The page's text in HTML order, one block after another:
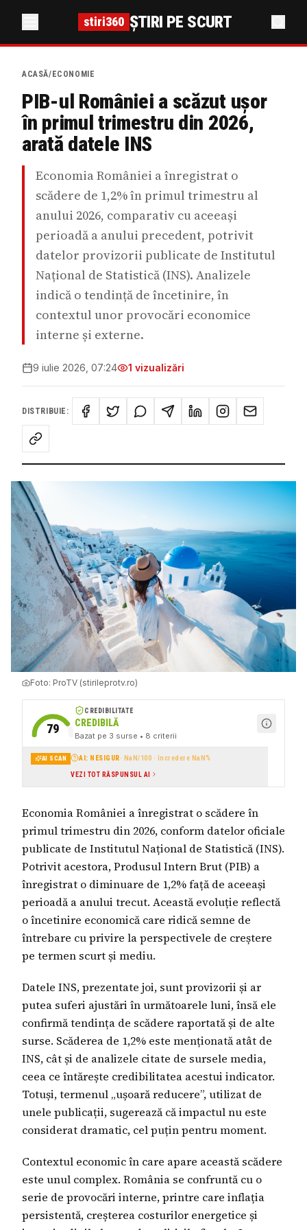
stiri360 ȘTIRI PE SCURT
ACASĂ/ ECONOMIE
PIB-ul României a scăzut ușor
în primul trimestru din 2026,
arată datele INS
Economia României a înregistrat o
scădere de 1,2% în primul trimestru al
anului 2026, comparativ cu aceeași
perioadă a anului precedent, potrivit
datelor provizorii publicate de Institutul
Național de Statistică (INS). Analizele
indică o tendință de încetinire, în
contextul unor provocări economice
interne și externe.
9 iulie 2026, 07:24 1 vizualizări
DISTRIBUIE:
Foto: ProTV (stirileprotv.ro)
79
CREDIBILITATE
CREDIBILĂ
Bazat pe 3 surse • 8 criterii
AI SCAN AI: NESIGUR· NaN/100 · încredere NaN%
VEZI TOT RĂSPUNSUL AI
Economia României a înregistrat o scădere în
primul trimestru din 2026, conform datelor oficiale
publicate de Institutul Național de Statistică (INS).
Potrivit acestora, Produsul Intern Brut (PIB) a
înregistrat o diminuare de 1,2% față de aceeași
perioadă a anului trecut. Această evoluție reflectă
o încetinire economică care ridică semne de
întrebare cu privire la perspectivele de creștere
pe termen scurt și mediu.
Datele INS, prezentate joi, sunt provizorii și ar
putea suferi ajustări în următoarele luni, însă ele
confirmă tendința de scădere raportată și de alte
surse. Scăderea de 1,2% este menționată atât de
INS, cât și de analizele citate de sursele media,
ceea ce întărește credibilitatea acestui indicator.
Totuși, termenul „ușoară reducere”, utilizat de
unele publicații, sugerează că impactul nu este
considerat dramatic, cel puțin pentru moment.
Contextul economic în care apare această scădere
este unul complex. România se confruntă cu o
serie de provocări interne, printre care inflația
persistentă, creșterea costurilor energetice și